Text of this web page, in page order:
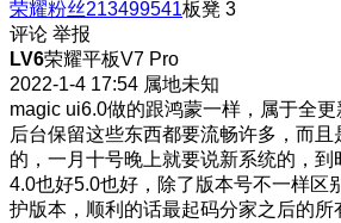
荣耀粉丝213499541板凳 3
评论 举报
LV6荣耀平板V7 Pro
2022-1-4 17:54 属地未知
magic ui6.0做的跟鸿蒙一样，属于全
后台保留这些东西都要流畅许多，而
的，一月十号晚上就要说新系统的，
4.0也好5.0也好，除了版本号不一样区
护版本，顺利的话最起码分家之后的